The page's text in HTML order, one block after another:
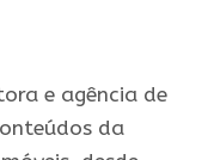
e agência de
da